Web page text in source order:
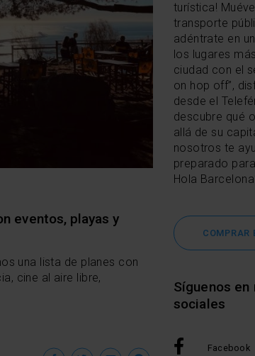
eventos, playas y
una lista de planes con
cine al aire libre,
turística!
transporte
adéntrate en
los lugares
ciudad con el
on hop off”,
desde el
descubre qué
allá de su
nosotros te
preparado
Hola
COMPRAR
Síguenos
sociales
Facebook